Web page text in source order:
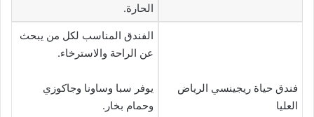
الحارة.
فندق حياة ريجينسي الرياض
العليا
الفندق المناسب لكل من يبحث
عن الراحة والاسترخاء.
يوفر سبا وساونا وجاكوزي
وحمام بخار.